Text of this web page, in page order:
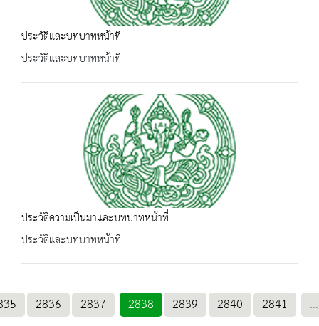
ประวัติและบทบาทหน้าที่
ประวัติและบทบาทหน้าที่
ประวัติความเป็นมาและบทบาทหน้าที่
ประวัติและบทบาทหน้าที่
2836 2837 2838 2839 2840 2841 ...